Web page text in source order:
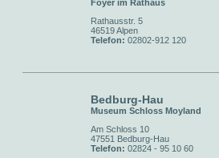
Foyer im Rathaus
Rathausstr. 5
46519 Alpen
Telefon: 02802-912 120
Bedburg-Hau
Museum Schloss Moyland
Am Schloss 10
47551 Bedburg-Hau
Telefon: 02824 - 95 10 60